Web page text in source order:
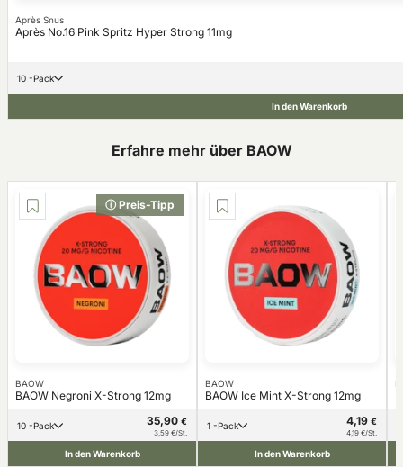
Après Snus
Après No.16 Pink Spritz Hyper Strong 11mg
10 -Pack
In den Warenkorb
Erfahre mehr über BAOW
ⓘ Preis-Tipp
BAOW
BAOW Negroni X-Strong 12mg
10 -Pack 35,90 €
3,59 €/St.
In den Warenkorb
BAOW
BAOW Ice Mint X-Strong 12mg
1 -Pack 4,19 €
4,19 €/St.
In den Warenkorb